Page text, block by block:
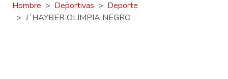
Hombre Deportivas
Deporte
J´HAYBER OLIMPIA NEGRO